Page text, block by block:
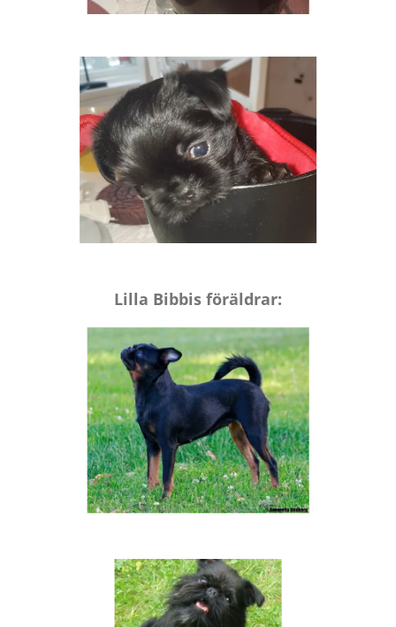
Lilla Bibbis föräldrar: